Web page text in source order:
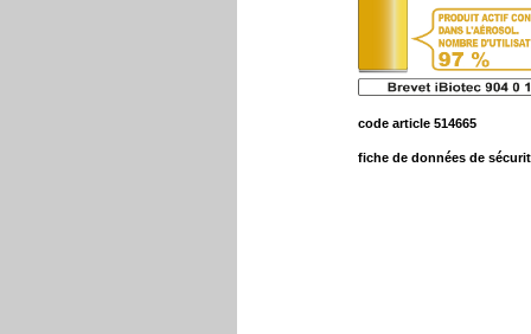
code article 514665
fiche de données de